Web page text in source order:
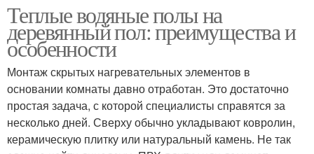
Теплые водяные полы на
деревянный пол: преимущества и
особенности
Монтаж скрытых нагревательных элементов в
основании комнаты давно отработан. Это достаточно
простая задача, с которой специалисты справятся за
несколько дней. Сверху обычно укладывают ковролин,
керамическую плитку или натуральный камень. Не так